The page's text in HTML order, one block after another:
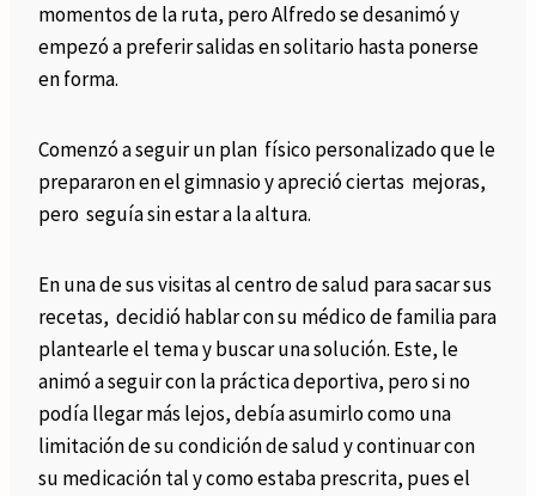
momentos de la ruta, pero Alfredo se desanimó y
empezó a preferir salidas en solitario hasta ponerse
en forma.
Comenzó a seguir un plan físico personalizado que le
prepararon en el gimnasio y apreció ciertas mejoras,
pero seguía sin estar a la altura.
En una de sus visitas al centro de salud para sacar sus
recetas, decidió hablar con su médico de familia para
plantearle el tema y buscar una solución. Este, le
animó a seguir con la práctica deportiva, pero si no
podía llegar más lejos, debía asumirlo como una
limitación de su condición de salud y continuar con
su medicación tal y como estaba prescrita, pues el